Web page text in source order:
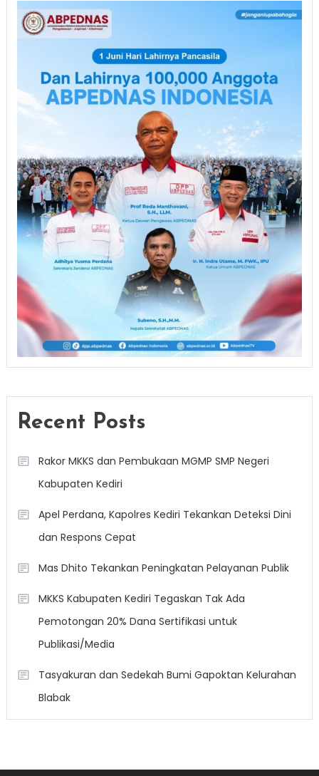
Recent Posts
Rakor MKKS dan Pembukaan MGMP SMP Negeri
Kabupaten Kediri
Apel Perdana, Kapolres Kediri Tekankan Deteksi Dini
dan Respons Cepat
Mas Dhito Tekankan Peningkatan Pelayanan Publik
MKKS Kabupaten Kediri Tegaskan Tak Ada
Pemotongan 20% Dana Sertifikasi untuk
Publikasi/Media
Tasyakuran dan Sedekah Bumi Gapoktan Kelurahan
Blabak